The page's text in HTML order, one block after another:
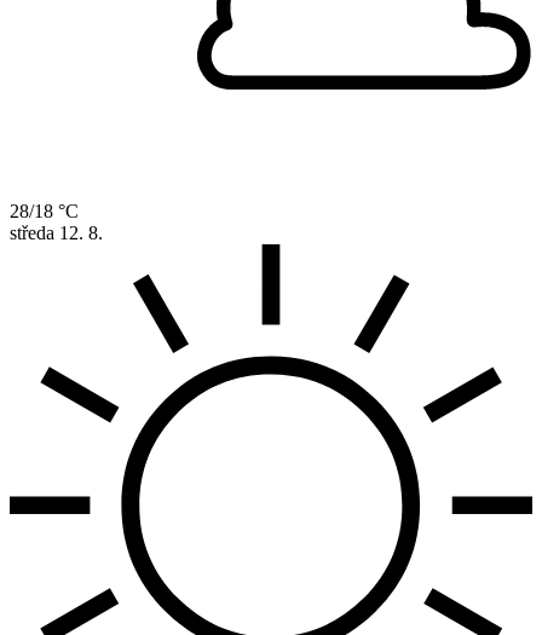
28/18 °C
středa 12. 8.